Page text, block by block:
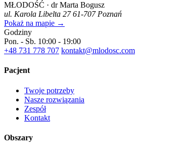
MŁODOŚĆ · dr Marta Bogusz
ul. Karola Libelta 27 61-707 Poznań
Pokaż na mapie →
Godziny
Pon. - Sb. 10:00 - 19:00
+48 731 778 707 kontakt@mlodosc.com
Pacjent
Twoje potrzeby
Nasze rozwiązania
Zespół
Kontakt
Obszary